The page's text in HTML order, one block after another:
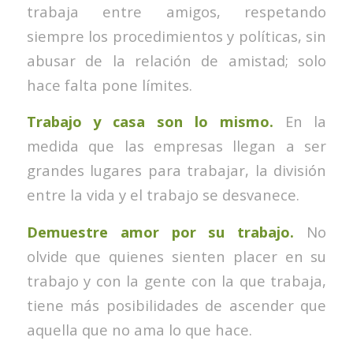
trabaja entre amigos, respetando
siempre los procedimientos y políticas, sin
abusar de la relación de amistad; solo
hace falta pone límites.
Trabajo y casa son lo mismo. En la
medida que las empresas llegan a ser
grandes lugares para trabajar, la división
entre la vida y el trabajo se desvanece.
Demuestre amor por su trabajo. No
olvide que quienes sienten placer en su
trabajo y con la gente con la que trabaja,
tiene más posibilidades de ascender que
aquella que no ama lo que hace.